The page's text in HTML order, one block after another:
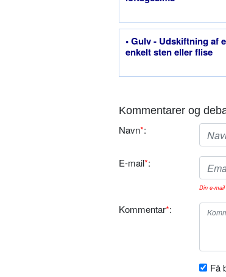
• Gulv - Udskiftning af
enkelt sten eller flise
Kommentarer og
Navn*:
E-mail*:
Din e-
Kommentar*:
Få